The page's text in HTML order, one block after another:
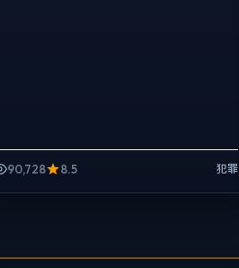
90,728 8.5 犯罪